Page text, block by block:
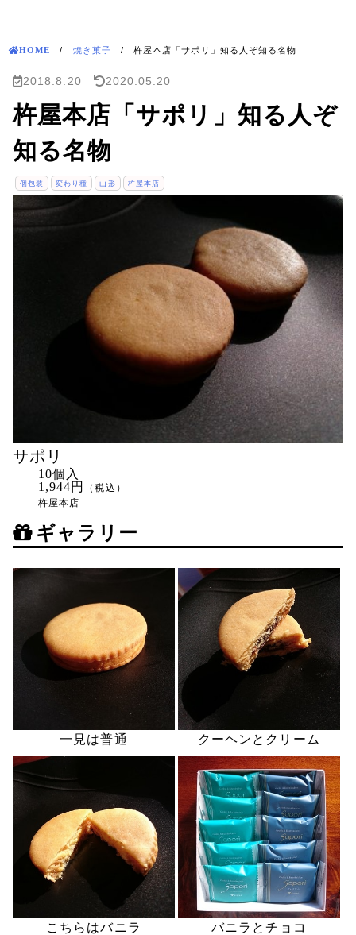
HOME / 焼き菓子 /杵屋本店「サポリ」知る人ぞ知る名物
2018.8.20 2020.05.20
杵屋本店「サポリ」知る人ぞ
知る名物
個包装 変わり種 山形 杵屋本店
サポリ
10個入
1,944円
（税込）
杵屋本店
ギャラリー
一見は普通 クーヘンとクリーム
こちらはバニラ バニラとチョコ